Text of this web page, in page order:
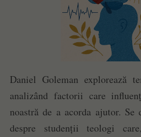
Daniel Goleman explorează
analizând factorii care
noastră de a acorda ajutor. Se
despre studenții teologi